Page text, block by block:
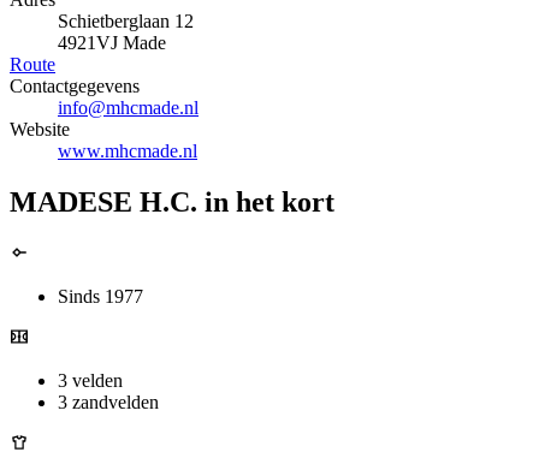
Schietberglaan 12
4921VJ Made
Route
Contactgegevens
info@mhcmade.nl
Website
www.mhcmade.nl
MADESE H.C. in het kort
Sinds 1977
3 velden
3 zandvelden